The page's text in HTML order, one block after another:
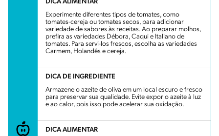
DICA ALIMENTAR
Experimente diferentes tipos de tomates, como
tomates-cereja ou tomates secos, para adicionar
variedade de sabores às receitas. Ao preparar molhos,
prefira as variedades Débora, Caqui e Italiano de
tomates. Para servi-los frescos, escolha as variedades
Carmem, Holandês e cereja.
DICA DE INGREDIENTE
Armazene o azeite de oliva em um local escuro e fresco
para preservar sua qualidade. Evite expor o azeite à luz
e ao calor, pois isso pode acelerar sua oxidação.
DICA ALIMENTAR